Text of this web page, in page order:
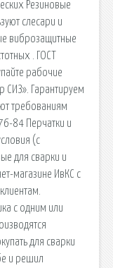
Резиновые
слесари и
виброзащитные
. ГОСТ
рабочие
СИЗ». Гарантируем
требованиям
84 Перчатки и
(с
для сварки и
магазине ИвКС с
с одним или
для сварки
и решил